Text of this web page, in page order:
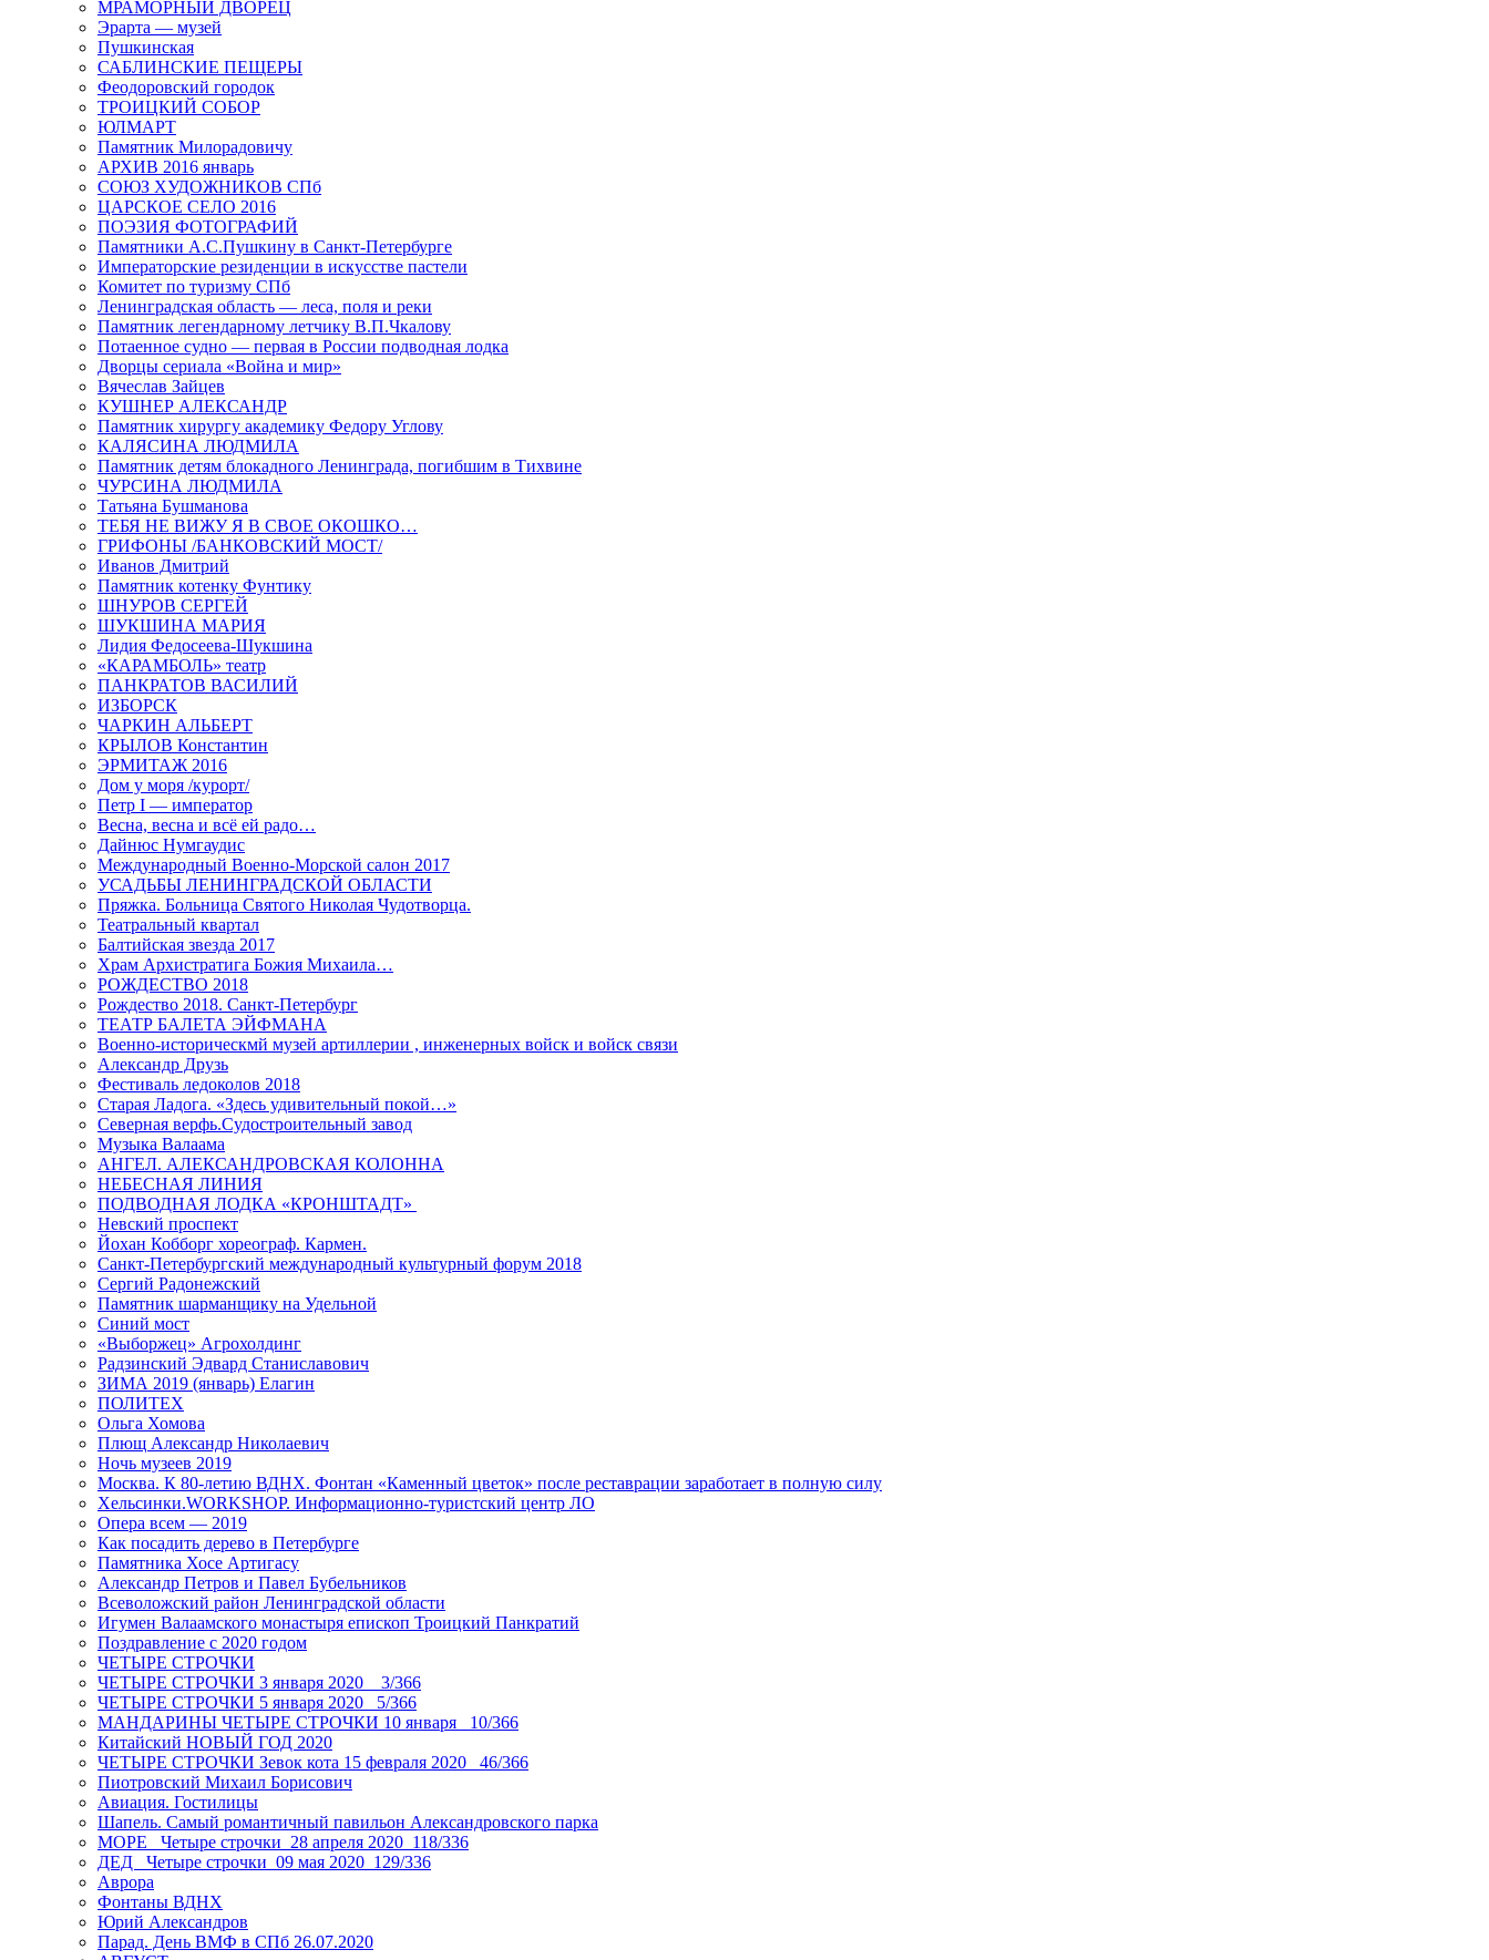
МРАМОРНЫЙ ДВОРЕЦ
Эрарта — музей
Пушкинская
САБЛИНСКИЕ ПЕЩЕРЫ
Феодоровский городок
ТРОИЦКИЙ СОБОР
ЮЛМАРТ
Памятник Милорадовичу
АРХИВ 2016 январь
СОЮЗ ХУДОЖНИКОВ СПб
ЦАРСКОЕ СЕЛО 2016
ПОЭЗИЯ ФОТОГРАФИЙ
Памятники А.С.Пушкину в Санкт-Петербурге
Императорские резиденции в искусстве пастели
Комитет по туризму СПб
Ленинградская область — леса, поля и реки
Памятник легендарному летчику В.П.Чкалову
Потаенное судно — первая в России подводная лодка
Дворцы сериала «Война и мир»
Вячеслав Зайцев
КУШНЕР АЛЕКСАНДР
Памятник хирургу академику Федору Углову
КАЛЯСИНА ЛЮДМИЛА
Памятник детям блокадного Ленинграда, погибшим в Тихвине
ЧУРСИНА ЛЮДМИЛА
Татьяна Бушманова
ТЕБЯ НЕ ВИЖУ Я В СВОЕ ОКОШКО…
ГРИФОНЫ /БАНКОВСКИЙ МОСТ/
Иванов Дмитрий
Памятник котенку Фунтику
ШНУРОВ СЕРГЕЙ
ШУКШИНА МАРИЯ
Лидия Федосеева-Шукшина
«КАРАМБОЛЬ» театр
ПАНКРАТОВ ВАСИЛИЙ
ИЗБОРСК
ЧАРКИН АЛЬБЕРТ
КРЫЛОВ Константин
ЭРМИТАЖ 2016
Дом у моря /курорт/
Петр I — император
Весна, весна и всё ей радо…
Дайнюс Нумгаудис
Международный Военно-Морской салон 2017
УСАДЬБЫ ЛЕНИНГРАДСКОЙ ОБЛАСТИ
Пряжка. Больница Святого Николая Чудотворца.
Театральный квартал
Балтийская звезда 2017
Храм Архистратига Божия Михаила…
РОЖДЕСТВО 2018
Рождество 2018. Санкт-Петербург
ТЕАТР БАЛЕТА ЭЙФМАНА
Военно-историческмй музей артиллерии , инженерных войск и войск связи
Александр Друзь
Фестиваль ледоколов 2018
Старая Ладога. «Здесь удивительный покой…»
Северная верфь.Судостроительный завод
Музыка Валаама
АНГЕЛ. АЛЕКСАНДРОВСКАЯ КОЛОННА
НЕБЕСНАЯ ЛИНИЯ
ПОДВОДНАЯ ЛОДКА «КРОНШТАДТ»
Невский проспект
Йохан Кобборг хореограф. Кармен.
Санкт-Петербургский международный культурный форум 2018
Сергий Радонежский
Памятник шарманщику на Удельной
Синий мост
«Выборжец» Агрохолдинг
Радзинский Эдвард Станиславович
ЗИМА 2019 (январь) Елагин
ПОЛИТЕХ
Ольга Хомова
Плющ Александр Николаевич
Ночь музеев 2019
Москва. К 80-летию ВДНХ. Фонтан «Каменный цветок» после реставрации заработает в полную силу
Хельсинки.WORKSHOP. Информационно-туристский центр ЛО
Опера всем — 2019
Как посадить дерево в Петербурге
Памятника Хосе Артигасу
Александр Петров и Павел Бубельников
Всеволожский район Ленинградской области
Игумен Валаамского монастыря епископ Троицкий Панкратий
Поздравление с 2020 годом
ЧЕТЫРЕ СТРОЧКИ
ЧЕТЫРЕ СТРОЧКИ 3 января 2020 _ 3/366
ЧЕТЫРЕ СТРОЧКИ 5 января 2020_ 5/366
МАНДАРИНЫ ЧЕТЫРЕ СТРОЧКИ 10 января _10/366
Китайский НОВЫЙ ГОД 2020
ЧЕТЫРЕ СТРОЧКИ Зевок кота 15 февраля 2020_ 46/366
Пиотровский Михаил Борисович
Авиация. Гостилицы
Шапель. Самый романтичный павильон Александровского парка
МОРЕ _Четыре строчки_28 апреля 2020_118/336
ДЕД _Четыре строчки_09 мая 2020_129/336
Аврора
Фонтаны ВДНХ
Юрий Александров
Парад. День ВМФ в СПб 26.07.2020